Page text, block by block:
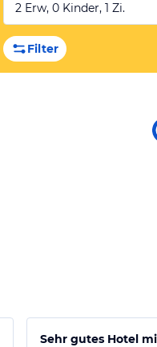
2 Erw, 0 Kinder, 1 Zi.
Filter
Sehr gutes Hotel